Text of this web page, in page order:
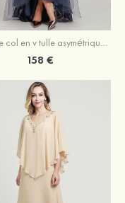
Trapèze col en v tulle asymétrique robe de mère de la mariée
158 €